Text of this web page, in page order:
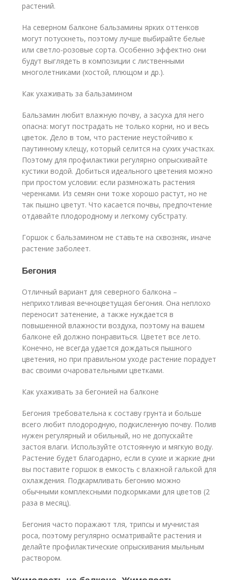
растений.
На северном балконе бальзамины ярких оттенков
могут потускнеть, поэтому лучше выбирайте белые
или светло-розовые сорта. Особенно эффектно они
будут выглядеть в композиции с лиственными
многолетниками (хостой, плющом и др.).
Как ухаживать за бальзамином
Бальзамин любит влажную почву, а засуха для него
опасна: могут пострадать не только корни, но и весь
цветок. Дело в том, что растение неустойчиво к
паутинному клещу, который селится на сухих участках.
Поэтому для профилактики регулярно опрыскивайте
кустики водой. Добиться идеального цветения можно
при простом условии: если размножать растения
черенками. Из семян они тоже хорошо растут, но не
так пышно цветут. Что касается почвы, предпочтение
отдавайте плодородному и легкому субстрату.
Горшок с бальзамином не ставьте на сквозняк, иначе
растение заболеет.
Бегония
Отличный вариант для северного балкона –
неприхотливая вечноцветущая бегония. Она неплохо
переносит затенение, а также нуждается в
повышенной влажности воздуха, поэтому на вашем
балконе ей должно понравиться. Цветет все лето.
Конечно, не всегда удается дождаться пышного
цветения, но при правильном уходе растение порадует
вас своими очаровательными цветками.
Как ухаживать за бегонией на балконе
Бегония требовательна к составу грунта и больше
всего любит плодородную, подкисленную почву. Полив
нужен регулярный и обильный, но не допускайте
застоя влаги. Используйте отстоянную и мягкую воду.
Растение будет благодарно, если в сухие и жаркие дни
вы поставите горшок в емкость с влажной галькой для
охлаждения. Подкармливать бегонию можно
обычными комплексными подкормками для цветов (2
раза в месяц).
Бегония часто поражают тля, трипсы и мучнистая
роса, поэтому регулярно осматривайте растения и
делайте профилактические опрыскивания мыльным
раствором.